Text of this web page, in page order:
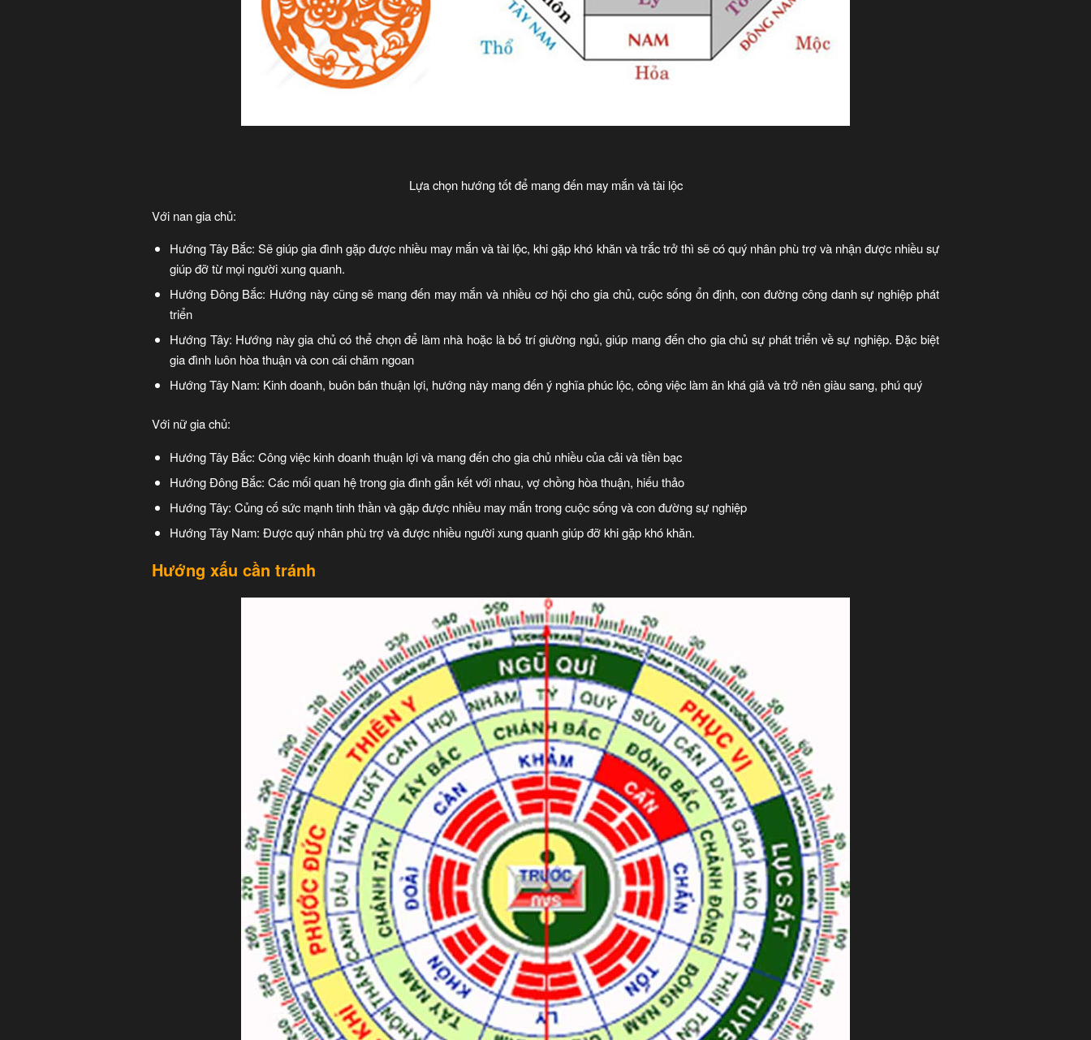
Lựa chọn hướng tốt để mang đến may mắn và tài lộc
Với nan gia chủ:
Hướng Tây Bắc: Sẽ giúp gia đình gặp được nhiều may mắn và tài lộc, khi gặp khó khăn và trắc trở thì sẽ có quý nhân phù trợ và nhận được nhiều sự
giúp đỡ từ mọi người xung quanh.
Hướng Đông Bắc: Hướng này cũng sẽ mang đến may mắn và nhiều cơ hội cho gia chủ, cuộc sống ổn định, con đường công danh sự nghiệp phát
triển
Hướng Tây: Hướng này gia chủ có thể chọn để làm nhà hoặc là bố trí giường ngủ, giúp mang đến cho gia chủ sự phát triển về sự nghiệp. Đặc biệt
gia đình luôn hòa thuận và con cái chăm ngoan
Hướng Tây Nam: Kinh doanh, buôn bán thuận lợi, hướng này mang đến ý nghĩa phúc lộc, công việc làm ăn khá giả và trở nên giàu sang, phú quý
Với nữ gia chủ:
Hướng Tây Bắc: Công việc kinh doanh thuận lợi và mang đến cho gia chủ nhiều của cải và tiền bạc
Hướng Đông Bắc: Các mối quan hệ trong gia đình gắn kết với nhau, vợ chồng hòa thuận, hiếu thảo
Hướng Tây: Củng cố sức mạnh tinh thần và gặp được nhiều may mắn trong cuộc sống và con đường sự nghiệp
Hướng Tây Nam: Được quý nhân phù trợ và được nhiều người xung quanh giúp đỡ khi gặp khó khăn.
Hướng xấu cần tránh